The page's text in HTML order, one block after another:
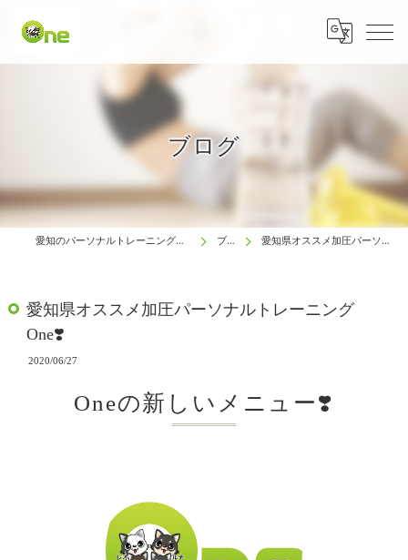
ブログ
愛知のパーソナルトレーニングは生涯動ける体研究所 One ブログ 愛知県オススメ加圧パーソナルトレーニング One❣️
愛知県オススメ加圧パーソナルトレーニング
One❣️
2020/06/27
Oneの新しいメニュー❣️